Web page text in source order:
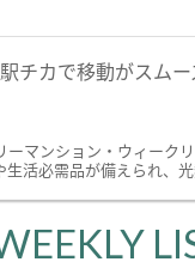
駅チカで移動がスムー
マンション・ウィーク
活必需品が備えられ、